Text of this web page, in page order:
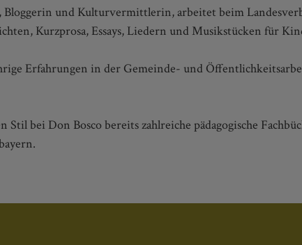
und Kulturvermittlerin, arbeitet beim
Kurzprosa, Essays, Liedern und Musikstücken für
Erfahrungen in der Gemeinde- und
bei Don Bosco bereits zahlreiche pädagogische